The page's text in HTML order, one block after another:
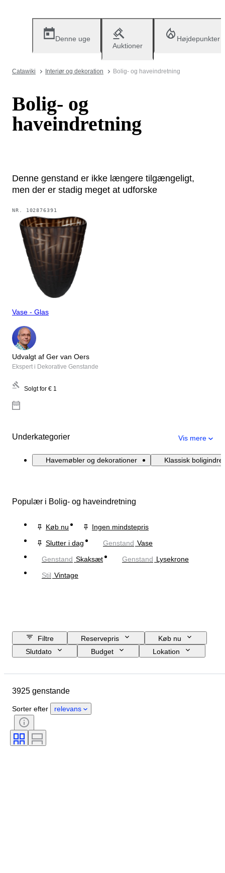
Denne uge
Auktioner
Højdepunkter
Catawiki Interiør og dekoration Bolig- og haveindretning
Bolig- og
haveindretning
Denne genstand er ikke længere tilgængeligt,
men der er stadig meget at udforske
NR. 102876391
Vase - Glas
Udvalgt af Ger van Oers
Ekspert i Dekorative Genstande
Solgt for € 1
Underkategorier Vis mere
Havemøbler og dekorationer Klassisk
Populær i Bolig- og haveindretning
Køb nu
Ingen mindstepris
Slutter i dag
Genstand Vase
Genstand Skaksæt Genstand Lysekrone
Stil Vintage
Filtre Reservepris
Køb nu
Slutdato
Budget
Lokation
Materiale
Sten
Stil
Teknik
Farve
Solgt af
3925 genstande
Sorter efter relevans